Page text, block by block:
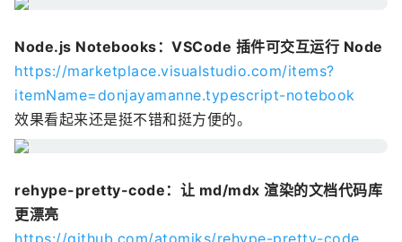
Node.js Notebooks：VSCode 插件可交互运行 Node
https://marketplace.visualstudio.com/items?
itemName=donjayamanne.typescript-notebook
效果看起来还是挺不错和挺方便的。
rehype-pretty-code：让 md/mdx 渲染的文档代码库
更漂亮
https://github.com/atomiks/rehype-pretty-code